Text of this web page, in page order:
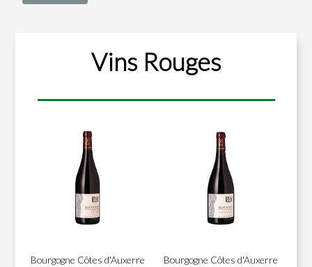
Vins Rouges
Bourgogne Côtes d'Auxerre
Bourgogne Côtes d'Auxerre